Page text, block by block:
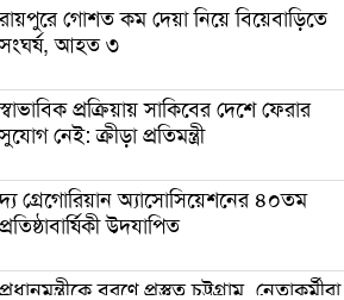
রায়পুরে গোশত কম দেয়া নিয়ে বিয়েবাড়িতে
সংঘর্ষ, আহত ৩
স্বাভাবিক প্রক্রিয়ায় সাকিবের দেশে ফেরার
সুযোগ নেই: ক্রীড়া প্রতিমন্ত্রী
দ্য গ্রেগোরিয়ান অ্যাসোসিয়েশনের ৪০তম
প্রতিষ্ঠাবার্ষিকী উদযাপিত
প্রধানমন্ত্রীকে বরণে প্রস্তুত চট্টগ্রাম, নেতাকর্মীরা